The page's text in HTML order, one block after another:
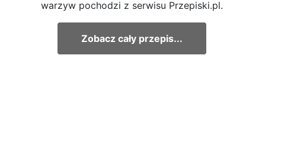
warzyw pochodzi z serwisu Przepiski.pl.
Zobacz cały przepis...